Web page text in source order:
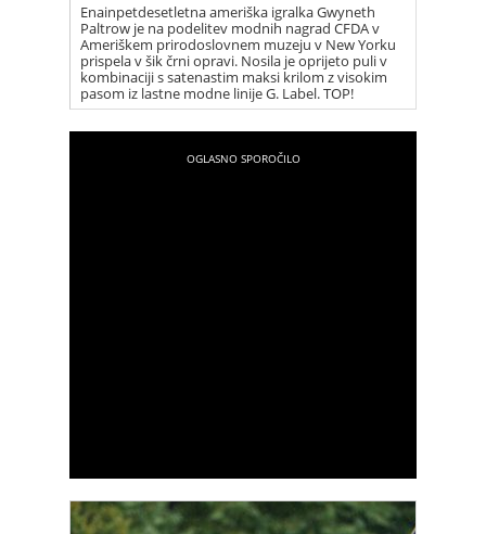
Enainpetdesetletna ameriška igralka Gwyneth
Paltrow je na podelitev modnih nagrad CFDA v
Ameriškem prirodoslovnem muzeju v New Yorku
prispela v šik črni opravi. Nosila je oprijeto puli v
kombinaciji s satenastim maksi krilom z visokim
pasom iz lastne modne linije G. Label. TOP!